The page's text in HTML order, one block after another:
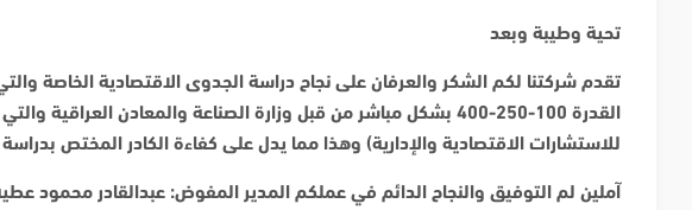
تحية وطيبة وبعد
تقدم شركتنا لكم الشكر والعرفان على نجاح دراسة الجدوى الاقتصادية الخاصة
القدرة 100-250-400 بشكل مباشر من قبل وزارة الصناعة والمعادن
للاستشارات الاقتصادية والإدارية) وهذا مما يدل على كفاءة الكادر المختص بدراسة
آملين لم التوفيق والنجاح الدائم في عملكم المدير المفوض: عبدالقادر محمود